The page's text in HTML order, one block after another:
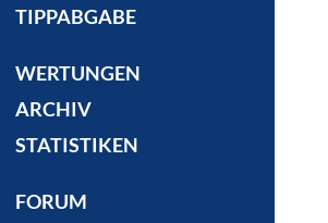
TIPPABGABE
WERTUNGEN
ARCHIV
STATISTIKEN
FORUM